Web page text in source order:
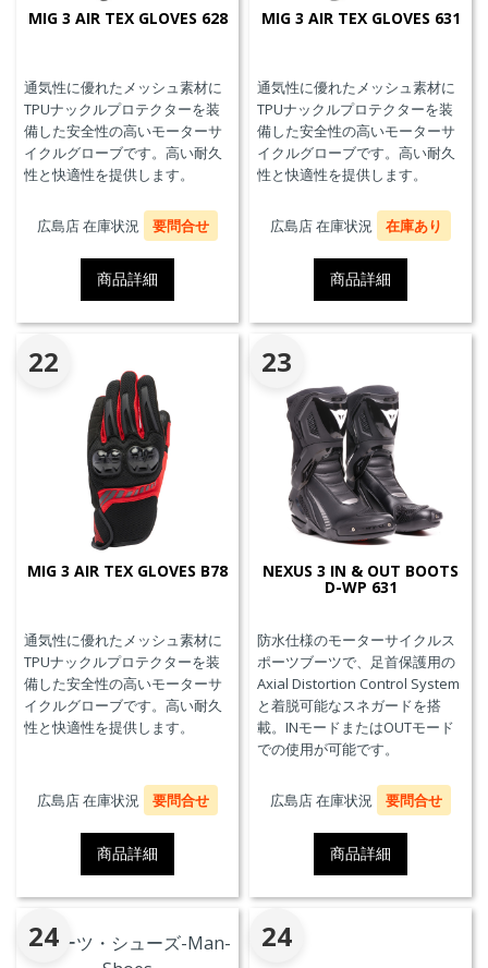
MIG 3 AIR TEX GLOVES 628
通気性に優れたメッシュ素材に
TPUナックルプロテクターを装
備した安全性の高いモーターサ
イクルグローブです。高い耐久
性と快適性を提供します。
広島店 在庫状況 要問合せ
商品詳細
MIG 3 AIR TEX GLOVES 631
通気性に優れたメッシュ素材に
TPUナックルプロテクターを装
備した安全性の高いモーターサ
イクルグローブです。高い耐久
性と快適性を提供します。
広島店 在庫状況 在庫あり
商品詳細
22
MIG 3 AIR TEX GLOVES B78
通気性に優れたメッシュ素材に
TPUナックルプロテクターを装
備した安全性の高いモーターサ
イクルグローブです。高い耐久
性と快適性を提供します。
広島店 在庫状況 要問合せ
商品詳細
23
NEXUS 3 IN & OUT BOOTS
D-WP 631
防水仕様のモーターサイクルス
ポーツブーツで、足首保護用の
Axial Distortion Control System
と着脱可能なスネガードを搭
載。INモードまたはOUTモード
での使用が可能です。
広島店 在庫状況 要問合せ
商品詳細
24 24